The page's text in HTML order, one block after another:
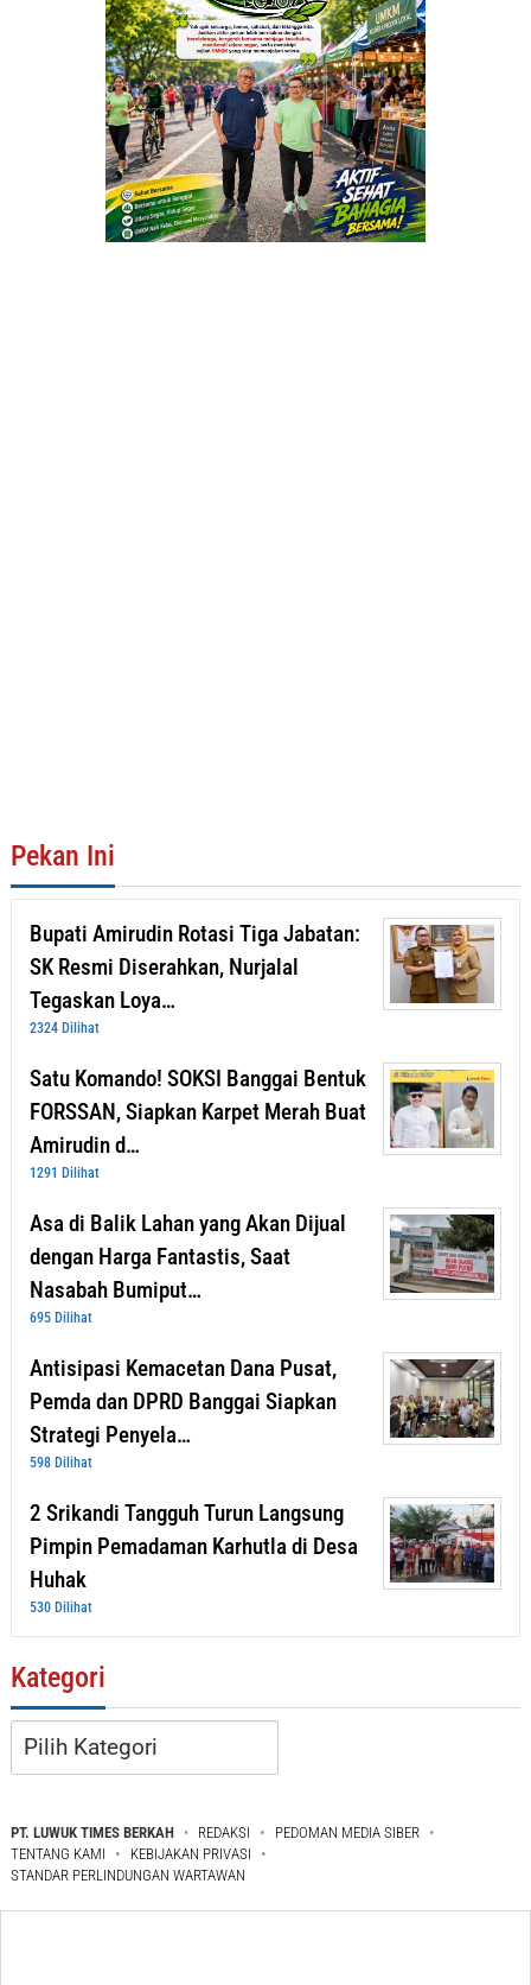
Pekan Ini
Bupati Amirudin Rotasi Tiga Jabatan:
SK Resmi Diserahkan, Nurjalal
Tegaskan Loya…
2324 Dilihat
Satu Komando! SOKSI Banggai Bentuk
FORSSAN, Siapkan Karpet Merah Buat
Amirudin d…
1291 Dilihat
Asa di Balik Lahan yang Akan Dijual
dengan Harga Fantastis, Saat
Nasabah Bumiput…
695 Dilihat
Antisipasi Kemacetan Dana Pusat,
Pemda dan DPRD Banggai Siapkan
Strategi Penyela…
598 Dilihat
2 Srikandi Tangguh Turun Langsung
Pimpin Pemadaman Karhutla di Desa
Huhak
530 Dilihat
Kategori
Kategori
PT. LUWUK TIMES BERKAH REDAKSI
PEDOMAN MEDIA SIBER
TENTANG KAMI
KEBIJAKAN PRIVASI
STANDAR PERLINDUNGAN WARTAWAN